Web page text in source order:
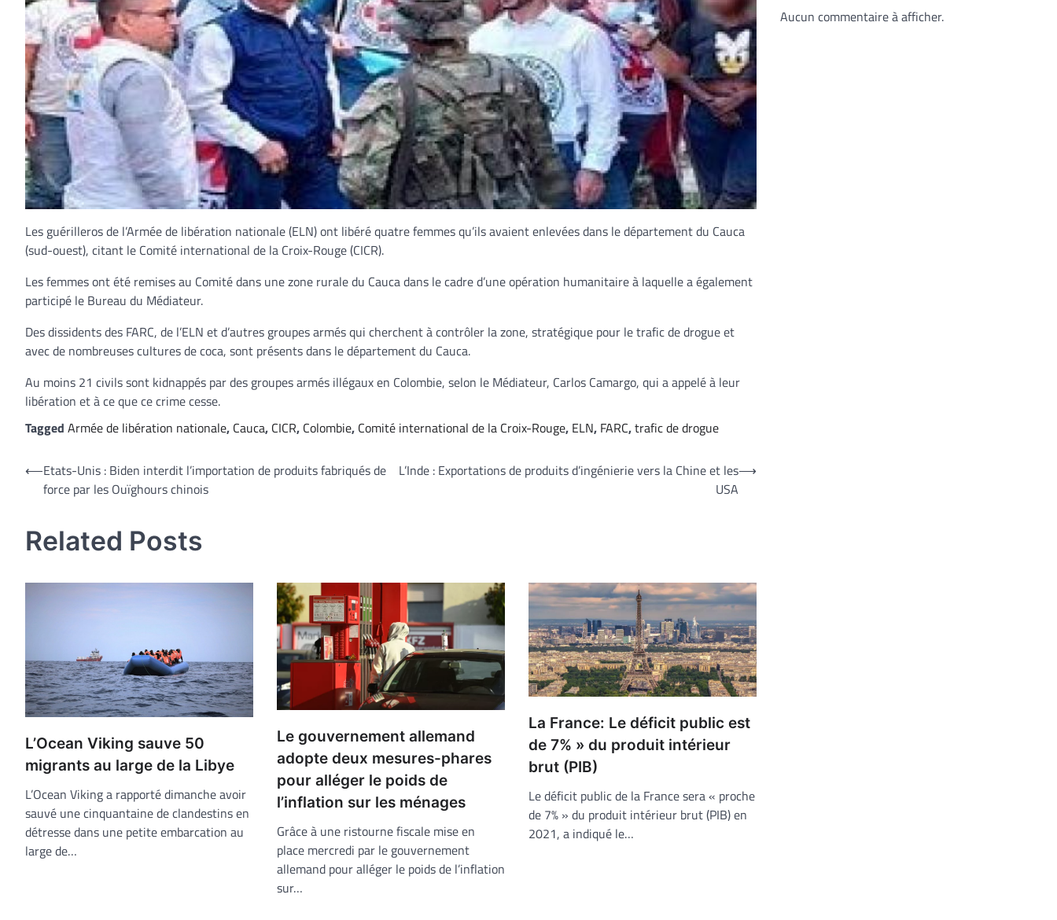
Les guérilleros de l’Armée de libération nationale (ELN) ont libéré quatre femmes qu’ils avaient enlevées dans le département du Cauca
(sud-ouest), citant le Comité international de la Croix-Rouge (CICR).
Les femmes ont été remises au Comité dans une zone rurale du Cauca dans le cadre d’une opération humanitaire à laquelle a également
participé le Bureau du Médiateur.
Des dissidents des FARC, de l’ELN et d’autres groupes armés qui cherchent à contrôler la zone, stratégique pour le trafic de drogue et
avec de nombreuses cultures de coca, sont présents dans le département du Cauca.
Au moins 21 civils sont kidnappés par des groupes armés illégaux en Colombie, selon le Médiateur, Carlos Camargo, qui a appelé à leur
libération et à ce que ce crime cesse.
Tagged Armée de libération nationale, Cauca, CICR, Colombie, Comité international de la Croix-Rouge, ELN, FARC,trafic de drogue
Navigation
⟵Etats-Unis : Biden interdit l’importation de produits fabriqués de
force par les Ouïghours chinois
L’Inde : Exportations de produits d’ingénierie vers la Chine et les
USA
⟶
Related Posts
L’Ocean Viking sauve 50
migrants au large de la Libye
L’Ocean Viking a rapporté dimanche avoir
sauvé une cinquantaine de clandestins en
détresse dans une petite embarcation au
large de…
Le gouvernement allemand
adopte deux mesures-phares
pour alléger le poids de
l’inflation sur les ménages
Grâce à une ristourne fiscale mise en
place mercredi par le gouvernement
allemand pour alléger le poids de l’inflation
sur…
La France: Le déficit public est
de 7% » du produit intérieur
brut (PIB)
Le déficit public de la France sera « proche
de 7% » du produit intérieur brut (PIB) en
2021, a indiqué le…
Aucun commentaire à afficher.